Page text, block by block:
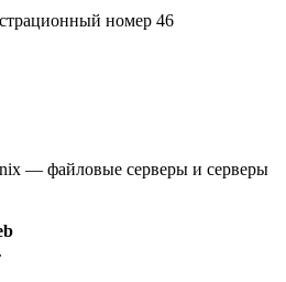
номер 46
— файловые серверы и серверы